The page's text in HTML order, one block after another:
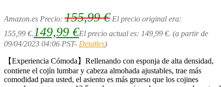
Amazon.es Precio: 155,99€ El precio original era:
155,99 €. 149,99 €El precio actual es: 149,99 €. (a partir de
09/04/2023 04:06 PST- Detalles)
【Experiencia Cómoda】Rellenando con esponja de alta densidad,
contiene el cojín lumbar y cabeza almohada ajustables, trae más
comodidad para usted, el asiento es más grueso que los cojines